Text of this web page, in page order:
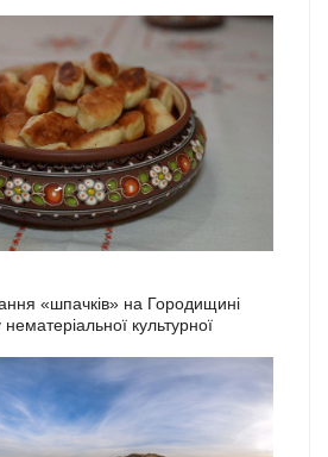
«шпачків» на Городищині
культурної